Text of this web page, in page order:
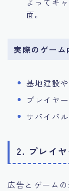
面。
実際のゲーム
基地建設
プレイヤ
サバイバ
2. プレイ
広告とゲーム